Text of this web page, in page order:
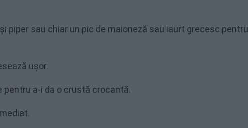
piper sau chiar un pic de maioneză sau iaurt grecesc
ușor.
pentru a-i da o crustă crocantă.